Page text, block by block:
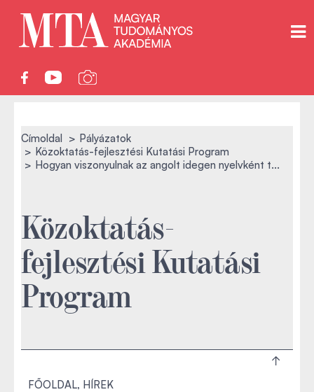
Címoldal
Pályázatok
Közoktatás-fejlesztési Kutatási Program
Hogyan viszonyulnak az angolt idegen nyelvként t...
Közoktatás-
fejlesztési Kutatási
Program
FŐOLDAL, HÍREK